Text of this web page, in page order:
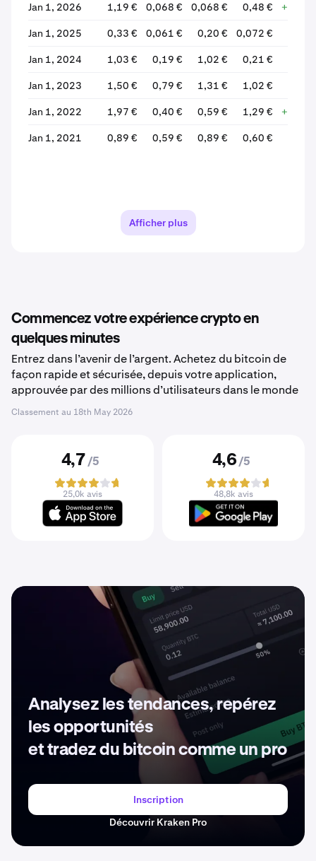
Jan 1, 2026
1,19 € 0,068 € 0,068 € 0,48 €
Jan 1, 2025 0,33 € 0,061 € 0,20 € 0,072 €
Jan 1, 2024 1,03 € 0,19 € 1,02 € 0,21 €
Jan 1, 2023 1,50 € 0,79 € 1,31 € 1,02 €
Jan 1, 2022 1,97 € 0,40 € 0,59 € 1,29 €
Jan 1, 2021 0,89 € 0,59 € 0,89 € 0,60 €
Afficher plus
Commencez votre expérience crypto en
quelques minutes
Entrez dans l’avenir de l’argent. Achetez du bitcoin de
façon rapide et sécurisée, depuis votre application,
approuvée par des millions d’utilisateurs dans le monde
Classement au 18th May 2026
4,7 /5
25,0k avis
4,6 /5
48,8k avis
Analysez les tendances, repérez
les opportunités
et tradez du bitcoin comme un pro
Inscription
Découvrir Kraken Pro